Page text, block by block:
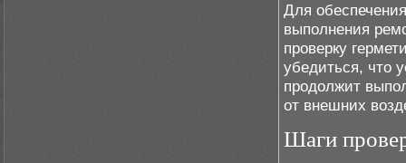
Для
выполнения
проверку
убедиться, что
продолжит
от внешних
Шаги